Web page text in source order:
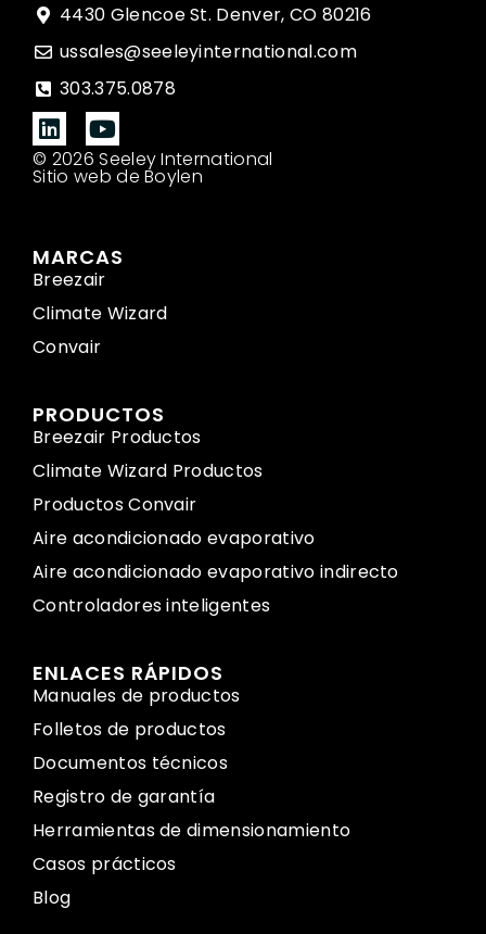
4430 Glencoe St. Denver, CO 80216
ussales@seeleyinternational.com
303.375.0878
© 2026 Seeley International
Sitio web de Boylen
MARCAS
Breezair
Climate Wizard
Convair
PRODUCTOS
Breezair Productos
Climate Wizard Productos
Productos Convair
Aire acondicionado evaporativo
Aire acondicionado evaporativo indirecto
Controladores inteligentes
ENLACES RÁPIDOS
Manuales de productos
Folletos de productos
Documentos técnicos
Registro de garantía
Herramientas de dimensionamiento
Casos prácticos
Blog